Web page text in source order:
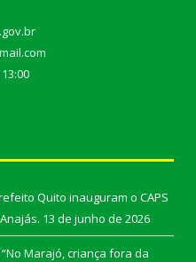
Quito inauguram o CAPS
13 de junho de 2026
“No Marajó, criança fora da